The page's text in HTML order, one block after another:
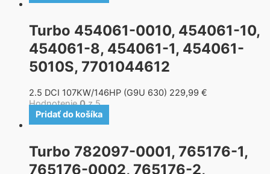
Turbo 454061-0010, 454061-10,
454061-8, 454061-1, 454061-
5010S, 7701044612
2.5 DCI 107KW/146HP (G9U 630) 229,99 €
Hodnotenie0z 5
Pridať do košíka
Turbo 782097-0001, 765176-1,
765176-0002, 765176-2,